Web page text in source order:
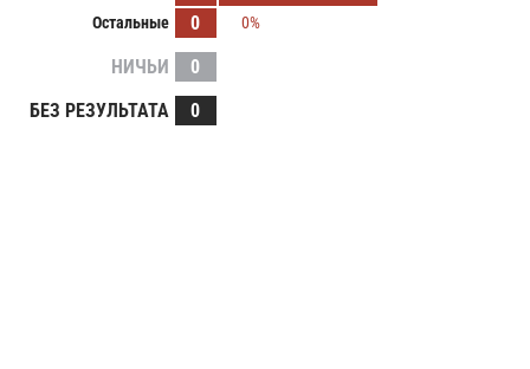
Остальные
0 0%
НИЧЬИ
0
БЕЗ РЕЗУЛЬТАТА
0